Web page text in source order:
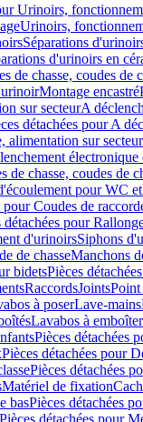
Urinoirs,
Urinoirs,
Séparations
d'urinoirs en
de chasse, coudes de
Montage encastré
sur secteurA
détachées pour A
alimentation sur secteur
de chasse, coudes de
pour WC
pour Coudes de
détachées pour
d'urinoirsSiphons
de chasseManchons
bidetsPièces
RaccordsJointsPoint
à poserLave-mains
Lavabos à emboîter
Pièces détachées
Pièces détachées pour
Pièces détachées
Matériel de fixation
basPièces détachées
Pièces détachées pour